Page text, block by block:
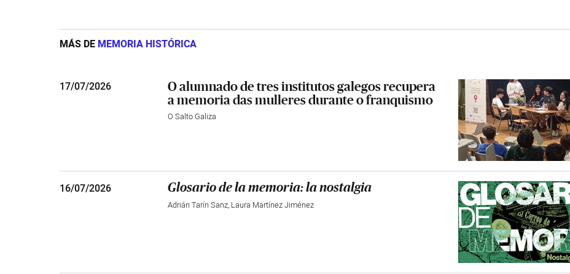
MÁS DE MEMORIA HISTÓRICA
17/07/2026
O alumnado de tres institutos galegos recupera
a memoria das mulleres durante o franquismo
O Salto Galiza
16/07/2026 Glosario de la memoria: la nostalgia
Adrián Tarín Sanz, Laura Martínez Jiménez